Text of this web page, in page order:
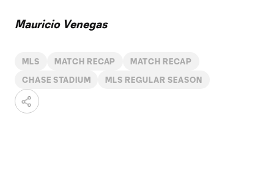
Mauricio Venegas
MLS MATCH RECAP MATCH RECAP
CHASE STADIUM MLS REGULAR SEASON